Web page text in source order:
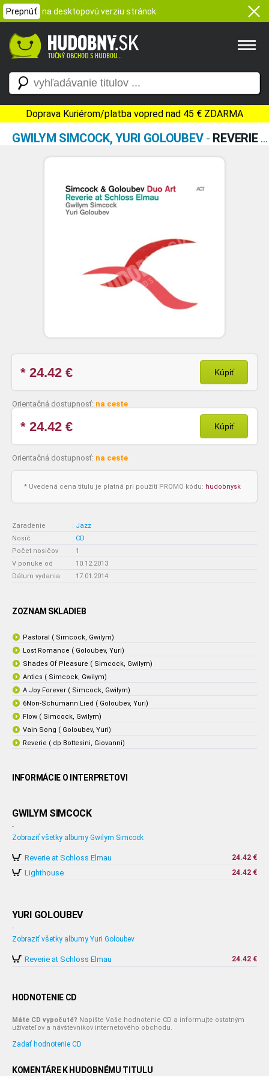
Prepnúť na desktopovú verziu stránok
Doprava Kuriérom/platba vopred nad 45 € ZDARMA
GWILYM SIMCOCK, YURI GOLOUBEV- REVERIE AT SCHLOSS ELMAU
* 24.42 € Kúpiť
Orientačná dostupnosť: na ceste
* 24.42 € Kúpiť
Orientačná dostupnosť: na ceste
* Uvedená cena titulu je platná pri použití PROMO kódu: hudobnysk
Zaradenie : Jazz
Nosič
: CD
Počet nosičov
: 1
V ponuke od
: 10.12.2013
Dátum vydania
: 17.01.2014
ZOZNAM SKLADIEB
Pastoral ( Simcock, Gwilym)
Lost Romance ( Goloubev, Yuri)
Shades Of Pleasure ( Simcock, Gwilym)
Antics ( Simcock, Gwilym)
A Joy Forever ( Simcock, Gwilym)
6Non-Schumann Lied ( Goloubev, Yuri)
Flow ( Simcock, Gwilym)
Vain Song ( Goloubev, Yuri)
Reverie ( dp Bottesini, Giovanni)
INFORMÁCIE O INTERPRETOVI
GWILYM SIMCOCK
-
Zobraziť všetky albumy Gwilym Simcock
Reverie at Schloss Elmau 24.42 €
Lighthouse 24.42 €
YURI GOLOUBEV
-
Zobraziť všetky albumy Yuri Goloubev
Reverie at Schloss Elmau 24.42 €
HODNOTENIE CD
Máte CD vypočuté? Napíšte Vaše hodnotenie CD a informujte ostatným
užívateľov a návštevníkov internetového obchodu.
Zadať hodnotenie CD
KOMENTÁRE K HUDOBNÉMU TITULU